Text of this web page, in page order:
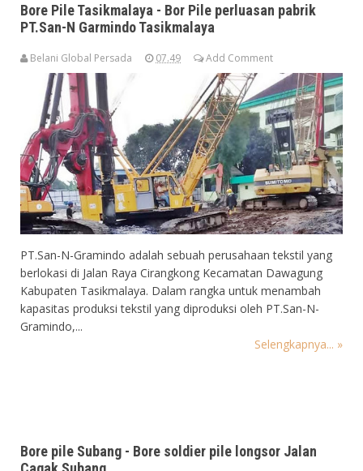
Bore Pile Tasikmalaya - Bor Pile perluasan pabrik
PT.San-N Garmindo Tasikmalaya
Belani Global Persada 07.49 Add Comment
PT.San-N-Gramindo adalah sebuah perusahaan tekstil yang
berlokasi di Jalan Raya Cirangkong Kecamatan Dawagung
Kabupaten Tasikmalaya. Dalam rangka untuk menambah
kapasitas produksi tekstil yang diproduksi oleh PT.San-N-
Gramindo,...
Selengkapnya... »
Bore pile Subang - Bore soldier pile longsor Jalan